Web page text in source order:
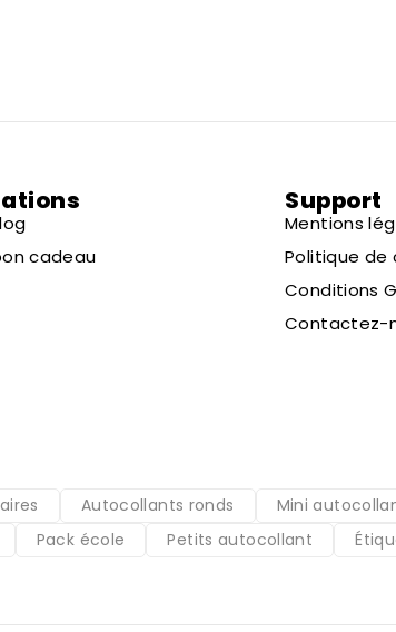
cadeau
Support
Mentions
Politique
Conditions
Contactez-
Autocollants ronds Mini
Pack école Petits autocollant